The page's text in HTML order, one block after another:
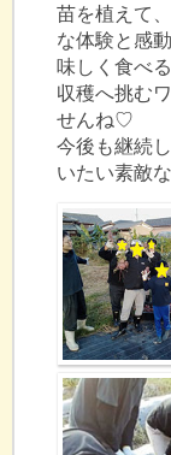
苗を植えて
な体験と感
味しく食べ
収穫へ挑む
せんね♡
今後も継続
いたい素敵